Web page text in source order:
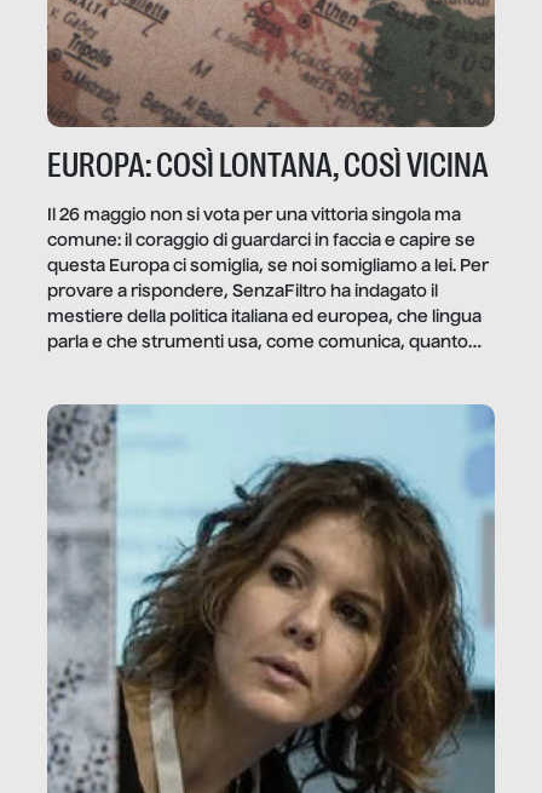
EUROPA: COSÌ LONTANA, COSÌ VICINA
Il 26 maggio non si vota per una vittoria singola ma
comune: il coraggio di guardarci in faccia e capire se
questa Europa ci somiglia, se noi somigliamo a lei. Per
provare a rispondere, SenzaFiltro ha indagato il
mestiere della politica italiana ed europea, che lingua
parla e che strumenti usa, come comunica, quanto